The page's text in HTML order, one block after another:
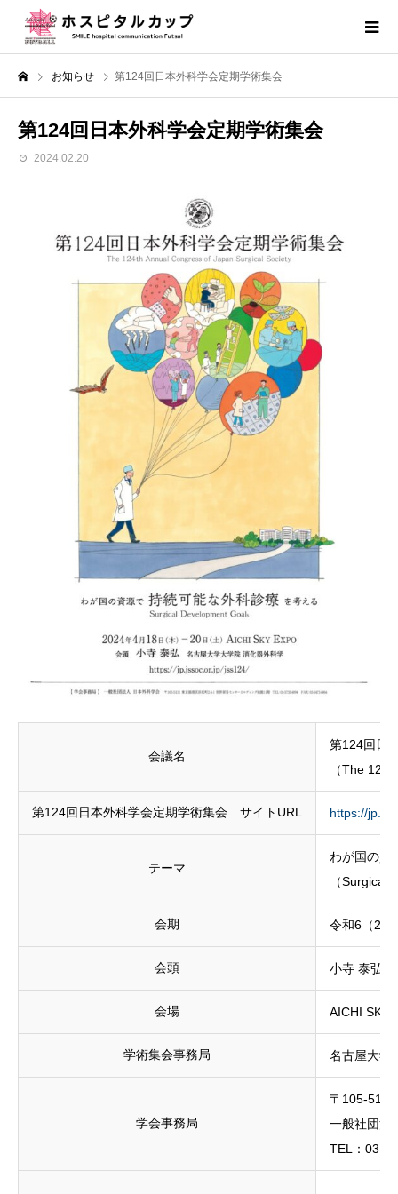
お知らせ 第124回日本外科学会定期学術集会
第124回日本外科学会定期学術集会
2024.02.20
会議名
第124回日
（The
第124回日本外科学会定期学術集会 サイトURL https://
テーマ
わが国の資
（Surgical
会期 令和6（
会頭 小寺 泰弘
会場 AICHI SKY
学術集会事務局 名古屋大学
学会事務局
〒105-
一般社団
TEL：03-